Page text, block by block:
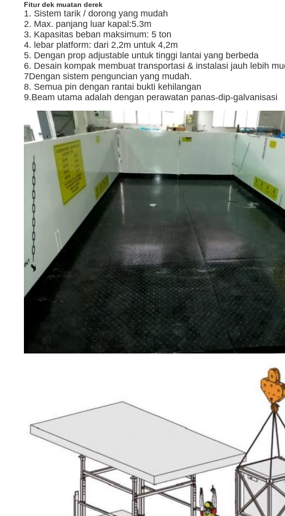
Fitur dek muatan derek
1. Sistem tarik / dorong yang mudah
2. Max. panjang luar kapal:5.3m
3. Kapasitas beban maksimum: 5 ton
4. lebar platform: dari 2,2m untuk 4,2m
5. Dengan prop adjustable untuk tinggi lantai yang berbeda
6. Desain kompak membuat transportasi & instalasi jauh lebih
7Dengan sistem penguncian yang mudah.
8. Semua pin dengan rantai bukti kehilangan
9.Beam utama adalah dengan perawatan panas-dip-galvanisasi